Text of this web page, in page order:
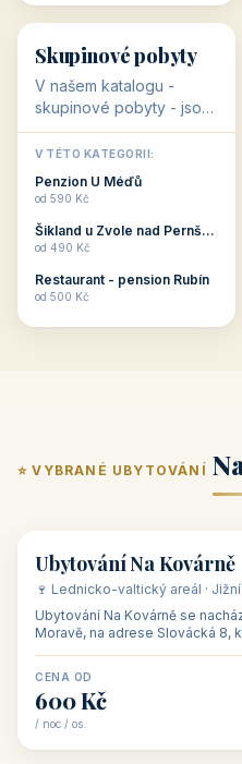
👥 32 objektů
Skupinové pobyty
V našem katalogu -
skupinové pobyty - jsou
pro Vás připraveny
objekty, které nabízí
ubytování skupin v
penzionech, hotelích a
Budete překva...
V TÉTO KATEGORII:
Penzion U Méďů
od 590 Kč
Šikland u Zvole nad Pernštejnem
od 490 Kč
Restaurant - pension Rubín
od 500 Kč
⭐ VYBRANÉ UBYTOVÁNÍ
🏡 penzion
Ubytování Na Kovárně
🍷 Lednicko-valtický areál ·
Ubytování Na Kovárně se
Moravě, na adrese Slovácká 8,
CENA OD
600 Kč
/ noc / os.